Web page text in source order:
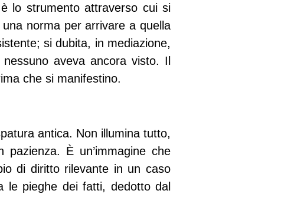
lo strumento attraverso cui si
norma per arrivare a quella
si dubita, in mediazione,
aveva ancora visto. Il
che si manifestino.
antica. Non illumina tutto,
È un’immagine che
di diritto rilevante in un caso
le pieghe dei fatti, dedotto dal